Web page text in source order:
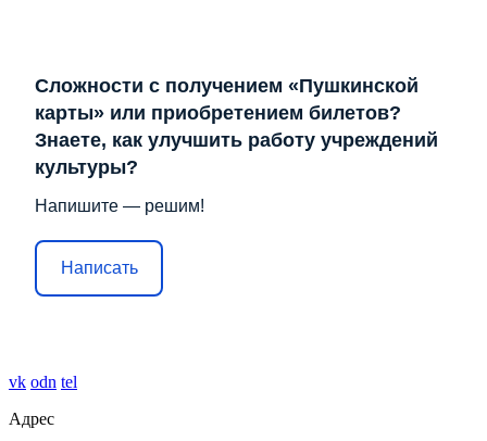
Сложности с получением «Пушкинской
карты» или приобретением билетов?
Знаете, как улучшить работу учреждений
культуры?
Напишите — решим!
Написать
vk odn tel
Адрес